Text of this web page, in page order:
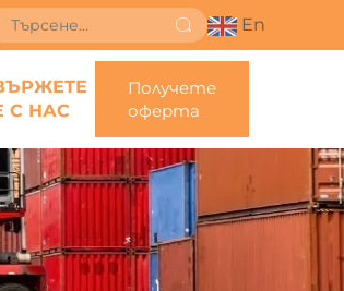
En
С НАС
Получете
оферта